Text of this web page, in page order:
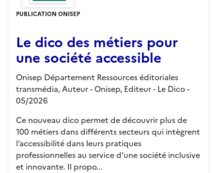
PUBLICATION ONISEP
Le dico des métiers pour
une société accessible
Onisep Département Ressources éditoriales
transmédia, Auteur - Onisep, Editeur- Le Dico-
05/2026
Ce nouveau dico permet de découvrir plus de
100 métiers dans différents secteurs qui intègrent
l’accessibilité dans leurs pratiques
professionnelles au service d'une société inclusive
et innovante. Il propo...